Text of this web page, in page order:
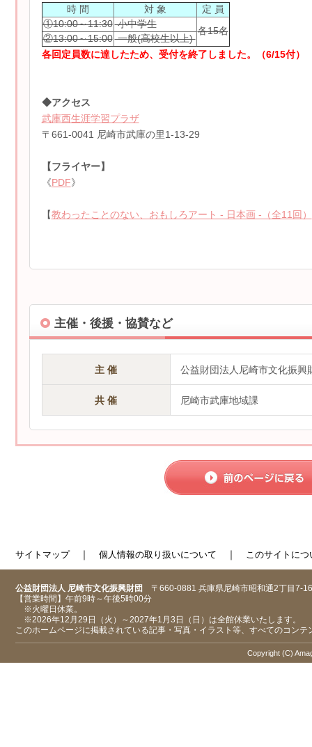
時 間 対 象
定 員
①10:00～11:30小中学生
各15名
②13:00～15:00一般(高校生以上)
各回定員数に達したため、受付を終了しました。（6/15付）
◆アクセス
武庫西生涯学習プラザ
〒661-0041 尼崎市武庫の里1-13-29
【フライヤー】
《PDF》
【教わったことのない、おもしろアート - 日本画 -（全11回）
主催・後援・協賛など
主 催 公益財団法人尼崎市文化振興
共 催 尼崎市武庫地域課
サイトマップ｜ 個人情報の取り扱いについて ｜ このサイトにつ
公益財団法人 尼崎市文化振興財団 〒660-0881 兵庫県尼崎市昭和通2丁目7-16
【営業時間】午前9時～午後5時00分
※火曜日休業。
※2026年12月29日（火）～2027年1月3日（日）は全館休業いたします。
このホームページに掲載されている記事・写真・イラスト等、すべてのコン
Copyright (C)